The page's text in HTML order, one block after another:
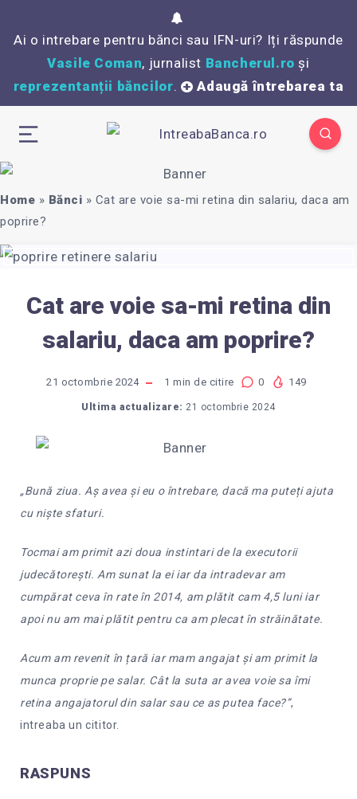
Ai o intrebare pentru bănci sau IFN-uri? Iți răspunde
Vasile Coman, jurnalist Bancherul.ro și
reprezentanții băncilor. Adaugă întrebarea ta
Home » Bănci » Cat are voie sa-mi retina din salariu, daca am
poprire?
Cat are voie sa-mi retina din
salariu, daca am poprire?
21 octombrie 2024 1 min de citire 0 149
Ultima actualizare: 21 octombrie 2024
„Bună ziua. Aș avea și eu o întrebare, dacă ma puteți ajuta
cu niște sfaturi.
Tocmai am primit azi doua instintari de la executorii
judecătorești. Am sunat la ei iar da intradevar am
cumpărat ceva în rate în 2014, am plătit cam 4,5 luni iar
apoi nu am mai plătit pentru ca am plecat în străinătate.
Acum am revenit în țară iar mam angajat și am primit la
munca proprie pe salar. Cât la suta ar avea voie sa îmi
retina angajatorul din salar sau ce as putea face?”,
intreaba un cititor.
RASPUNS